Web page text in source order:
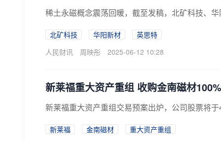
稀土永磁概念震荡回暖，截至发稿，北矿科技、
北矿科技 华阳新材
英思特
人民财讯
周映彤 2025-06-12 10:28
新莱福重大资产重组 收购金南磁材
新莱福重大资产重组交易预案出炉，公司股票将
新莱福 金南磁材
重大资产重组